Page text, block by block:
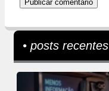
• posts recentes